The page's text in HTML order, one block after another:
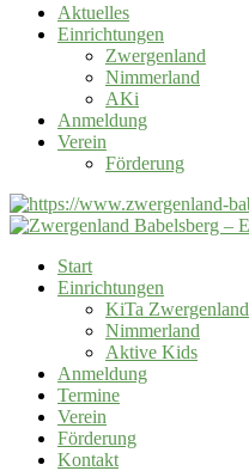
Aktuelles
Einrichtungen
Zwergenland
Nimmerland
AKi
Anmeldung
Verein
Förderung
Start
Einrichtungen
KiTa Zwergenland
Nimmerland
Aktive Kids
Anmeldung
Termine
Verein
Förderung
Kontakt